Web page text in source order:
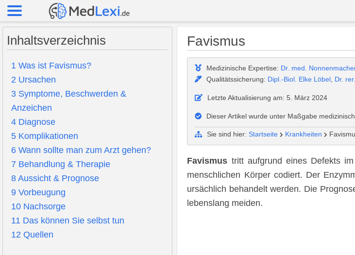
Favismus
Medizinische Expertise: Dr. med.
Qualitätssicherung: Dipl.-Biol. Elke Löbel, Dr.
Letzte Aktualisierung am: 5. März 2024
Dieser Artikel wurde unter Maßgabe
Sie sind hier:Startseite Krankheiten
Favismus tritt aufgrund eines Defekts
menschlichen Körper codiert. Der
ursächlich behandelt werden. Die
lebenslang meiden.
Inhaltsverzeichnis
1 Was ist Favismus?
2 Ursachen
3 Symptome, Beschwerden &
Anzeichen
4 Diagnose
5 Komplikationen
6 Wann sollte man zum Arzt gehen?
7 Behandlung & Therapie
8 Aussicht & Prognose
9 Vorbeugung
10 Nachsorge
11 Das können Sie selbst tun
12 Quellen